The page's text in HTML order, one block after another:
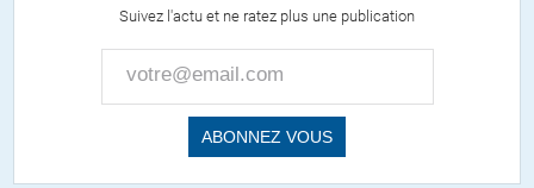
à la hauteur de cet investissement.
Si de plus ces couillons, dans leur « intégrisme » lèvent le voile sur
« bienveillants » c’est le bouquet.
Suivez l'actu et ne ratez plus une publication